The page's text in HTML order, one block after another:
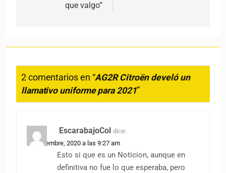
que valgo”
2 comentarios en “AG2R Citroën develó un
llamativo uniforme para 2021”
EscarabajoCol dice:
17 diciembre, 2020 a las 9:27 am
Esto si que es un Noticion, aunque en
definitiva no fue lo que esperaba, pero